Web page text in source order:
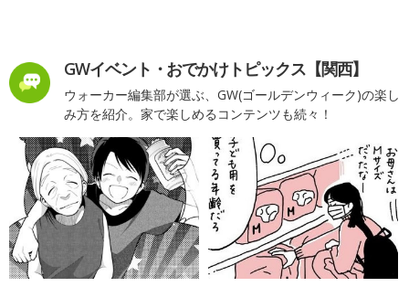
GWイベント・おでかけトピックス【関西】
ウォーカー編集部が選ぶ、GW(ゴールデンウィーク)の楽し
み方を紹介。家で楽しめるコンテンツも続々！